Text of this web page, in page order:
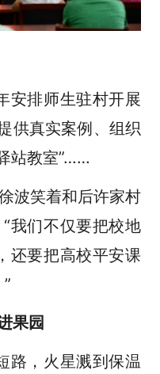
安排师生驻村开展
供真实案例、组织
站教室”……
波笑着和后许家村
我们不仅要把校地
还要把高校平安课
果园
路，火星溅到保温